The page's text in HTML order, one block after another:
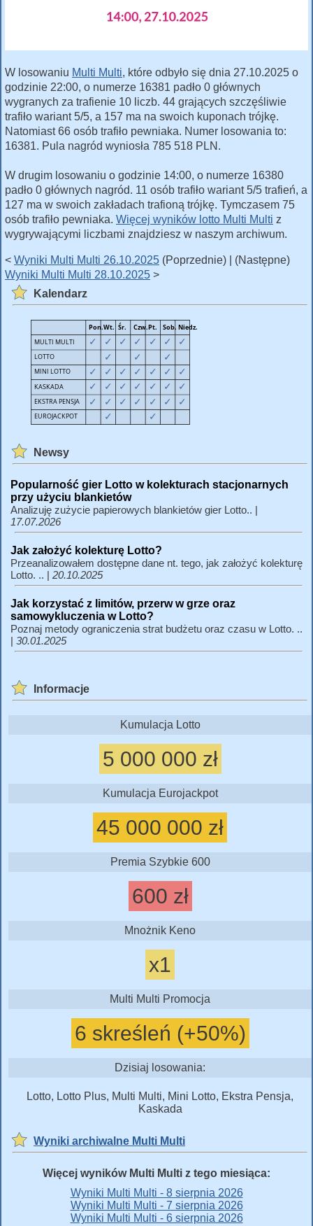
W losowaniu Multi Multi, które odbyło się dnia 27.10.2025 o
godzinie 22:00, o numerze 16381 padło 0 głównych
wygranych za trafienie 10 liczb. 44 grających szczęśliwie
trafiło wariant 5/5, a 157 ma na swoich kuponach trójkę.
Natomiast 66 osób trafiło pewniaka. Numer losowania to:
16381. Pula nagród wyniosła 785 518 PLN.
W drugim losowaniu o godzinie 14:00, o numerze 16380
padło 0 głównych nagród. 11 osób trafiło wariant 5/5 trafień, a
127 ma w swoich zakładach trafioną trójkę. Tymczasem 75
osób trafiło pewniaka. Więcej wyników lotto Multi Multi z
wygrywającymi liczbami znajdziesz w naszym archiwum.
< Wyniki Multi Multi 26.10.2025 (Poprzednie) | (Następne)
Wyniki Multi Multi 28.10.2025 >
Kalendarz
Newsy
Popularność gier Lotto w kolekturach stacjonarnych
przy użyciu blankietów
Analizuję zużycie papierowych blankietów gier Lotto.. |
17.07.2026
Jak założyć kolekturę Lotto?
Przeanalizowałem dostępne dane nt. tego, jak założyć kolekturę
Lotto. .. | 20.10.2025
Jak korzystać z limitów, przerw w grze oraz
samowykluczenia w Lotto?
Poznaj metody ograniczenia strat budżetu oraz czasu w Lotto. ..
| 30.01.2025
Informacje
Kumulacja Lotto
5 000 000 zł
Kumulacja Eurojackpot
45 000 000 zł
Premia Szybkie 600
600 zł
Mnożnik Keno
x1
Multi Multi Promocja
6 skreśleń (+50%)
Dzisiaj losowania:
Lotto, Lotto Plus, Multi Multi, Mini Lotto, Ekstra Pensja,
Kaskada
Wyniki archiwalne Multi Multi
Więcej wyników Multi Multi z tego miesiąca:
Wyniki Multi Multi - 8 sierpnia 2026
Wyniki Multi Multi - 7 sierpnia 2026
Wyniki Multi Multi - 6 sierpnia 2026